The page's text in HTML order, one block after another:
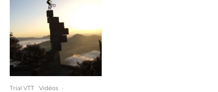
Trial VTT Vidéos ·